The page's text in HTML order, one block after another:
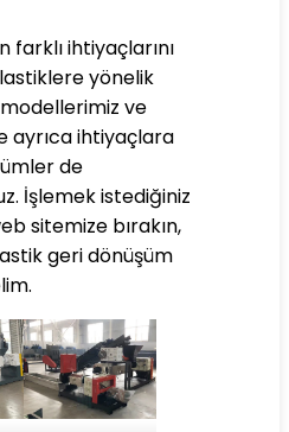
farklı ihtiyaçlarını
yönelik
ve
ayrıca ihtiyaçlara
de
İşlemek istediğiniz
sitemize bırakın,
geri dönüşüm